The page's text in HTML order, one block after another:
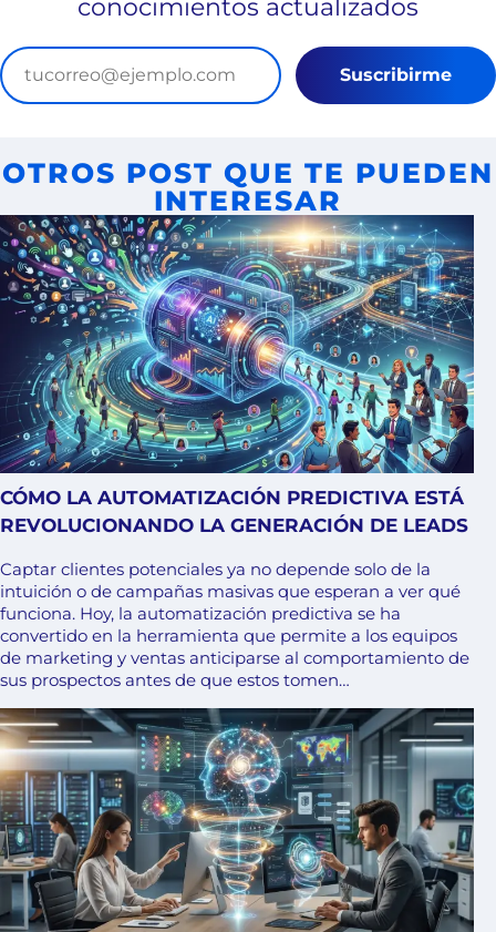
conocimientos actualizados
Suscribirme
OTROS POST QUE TE PUEDEN
INTERESAR
CÓMO LA AUTOMATIZACIÓN PREDICTIVA ESTÁ
REVOLUCIONANDO LA GENERACIÓN DE LEADS
Captar clientes potenciales ya no depende solo de la
intuición o de campañas masivas que esperan a ver qué
funciona. Hoy, la automatización predictiva se ha
convertido en la herramienta que permite a los equipos
de marketing y ventas anticiparse al comportamiento de
sus prospectos antes de que estos tomen…